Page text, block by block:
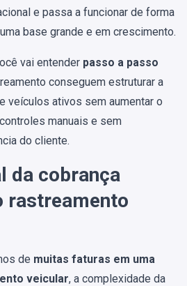
e passa a funcionar de forma
base grande e em crescimento.
vai entender passo a passo
conseguem estruturar a
veículos ativos sem aumentar o
manuais e sem
do cliente.
da cobrança
rastreamento
de muitas faturas em uma
veicular, a complexidade da